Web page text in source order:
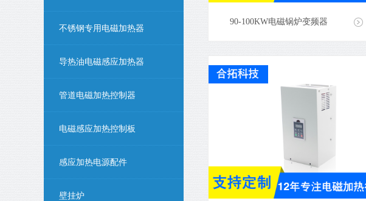
不锈钢专用电磁加热器
导热油电磁感应加热器
管道电磁加热控制器
电磁感应加热控制板
感应加热电源配件
壁挂炉
90-100KW电磁锅炉变频器